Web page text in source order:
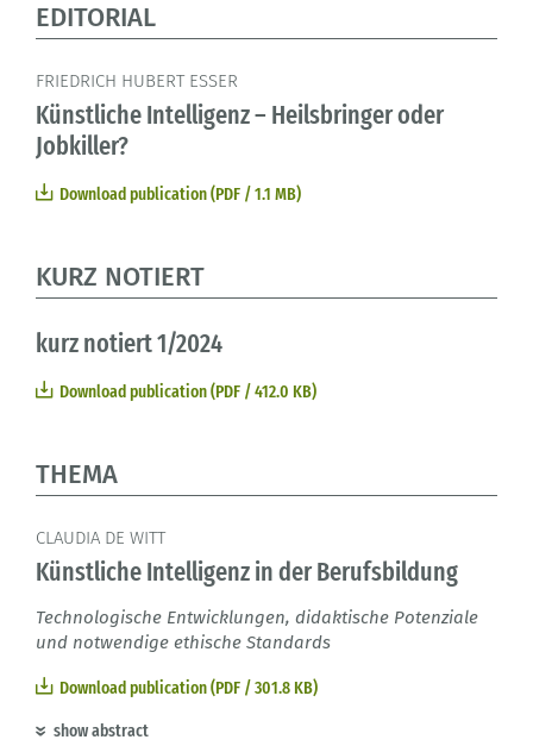
EDITORIAL
FRIEDRICH HUBERT ESSER
Künstliche Intelligenz – Heilsbringer oder
Jobkiller?
Download publication (PDF / 1.1 MB)
KURZ NOTIERT
kurz notiert 1/2024
Download publication (PDF / 412.0 KB)
THEMA
CLAUDIA DE WITT
Künstliche Intelligenz in der Berufsbildung
Technologische Entwicklungen, didaktische Potenziale
und notwendige ethische Standards
Download publication (PDF / 301.8 KB)
show abstract